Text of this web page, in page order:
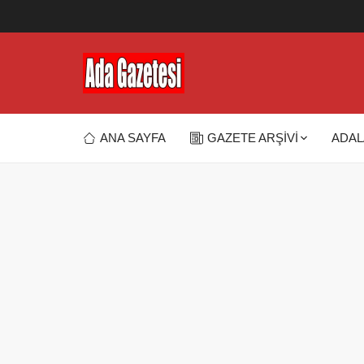
ANA SAYFA GAZETE ARŞİVİ